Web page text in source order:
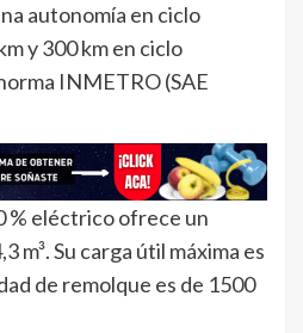
autonomía en ciclo
y 300 km en ciclo
INMETRO (SAE
% eléctrico ofrece un
m³. Su carga útil máxima es
de remolque es de 1500